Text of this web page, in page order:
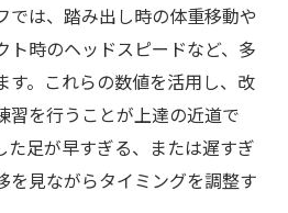
たシュミレーションゴルフ
ンゴルフで動作の微調整を
踏み出し上達アプローチ
ョンゴルフで踏み出しデータ
では、踏み出し時の体重移動や
ト時のヘッドスピードなど、多
す。これらの数値を活用し、改
習を行うことが上達の近道で
た足が早すぎる、または遅すぎ
を見ながらタイミングを調整す